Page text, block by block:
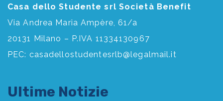
Casa dello Studente srl Società Benefit
Via Andrea Maria Ampère, 61/a
20131 Milano – P.IVA 11334130967
PEC: casadellostudentesrlb@legalmail.it
Ultime Notizie